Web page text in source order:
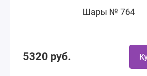
Шары № 764
5320 руб.